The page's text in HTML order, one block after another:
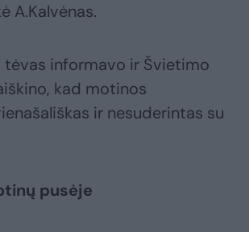
A.Kalvėnas.
informavo ir Švietimo
kad motinos
ir nesuderintas su
pusėje